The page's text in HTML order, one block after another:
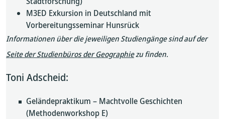
M3ED Exkursion in Deutschland mit
Vorbereitungsseminar Hunsrück
Informationen über die jeweiligen Studiengänge sind auf der
Seite der Studienbüros der Geographiezu finden.
Toni Adscheid:
Geländepraktikum – Machtvolle Geschichten
(Methodenworkshop E)